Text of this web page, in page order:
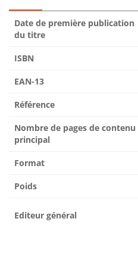
Date de première publication
du titre
ISBN
EAN-13
Référence
Nombre de pages de contenu
principal
Format
Poids
Editeur général